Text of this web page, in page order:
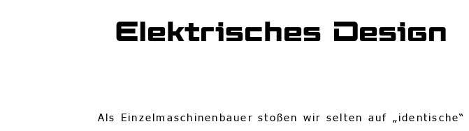
Elektrisches Design
Als Einzelmaschinenbauer stoßen wir selten auf „identische“